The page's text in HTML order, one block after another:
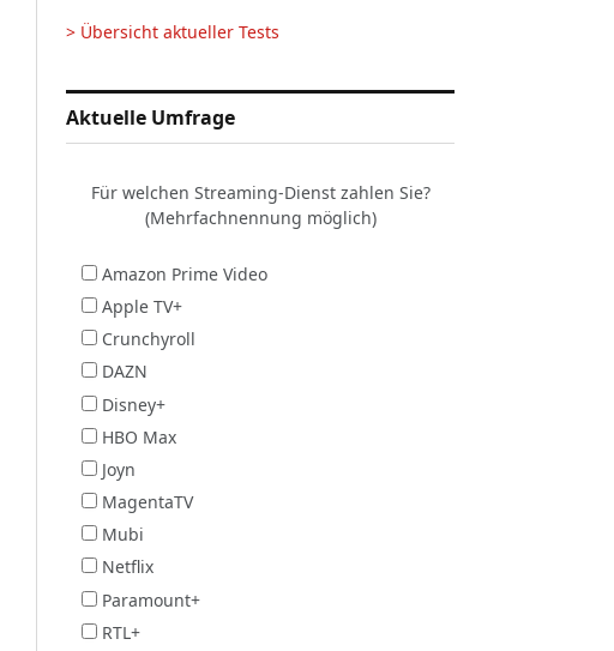
> Übersicht aktueller Tests
Aktuelle Umfrage
Für welchen Streaming-Dienst zahlen Sie?
(Mehrfachnennung möglich)
Amazon Prime Video
Apple TV+
Crunchyroll
DAZN
Disney+
HBO Max
Joyn
MagentaTV
Mubi
Netflix
Paramount+
RTL+